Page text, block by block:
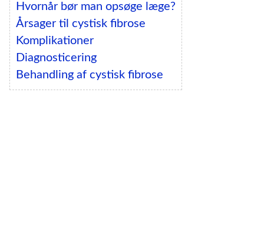
Hvornår bør man opsøge læge?
Årsager til cystisk fibrose
Komplikationer
Diagnosticering
Behandling af cystisk fibrose